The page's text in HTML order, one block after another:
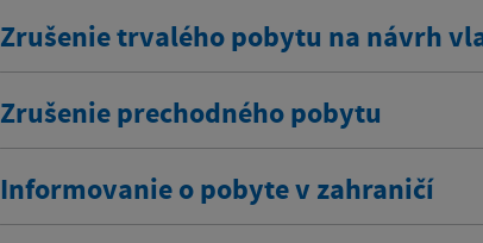
Zrušenie trvalého pobytu na návrh
Zrušenie prechodného pobytu
Informovanie o pobyte v zahraničí